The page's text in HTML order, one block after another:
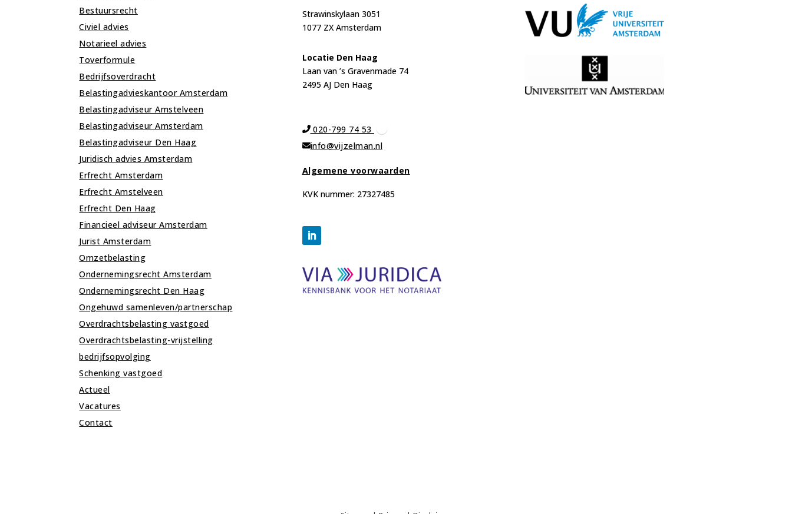
Bestuursrecht
Civiel advies
Notarieel advies
Toverformule
Bedrijfsoverdracht
Belastingadvieskantoor Amsterdam
Belastingadviseur Amstelveen
Belastingadviseur Amsterdam
Belastingadviseur Den Haag
Juridisch advies Amsterdam
Erfrecht Amsterdam
Erfrecht Amstelveen
Erfrecht Den Haag
Financieel adviseur Amsterdam
Jurist Amsterdam
Omzetbelasting
Ondernemingsrecht Amsterdam
Ondernemingsrecht Den Haag
Ongehuwd samenleven/partnerschap
Overdrachtsbelasting vastgoed
Overdrachtsbelasting-vrijstelling
bedrijfsopvolging
Schenking vastgoed
Actueel
Vacatures
Contact
Strawinskylaan 3051
1077 ZX Amsterdam
Locatie Den Haag
Laan van ’s Gravenmade 74
2495 AJ Den Haag
020-799 74 53
info@vijzelman.nl
Algemene voorwaarden
KVK nummer: 27327485